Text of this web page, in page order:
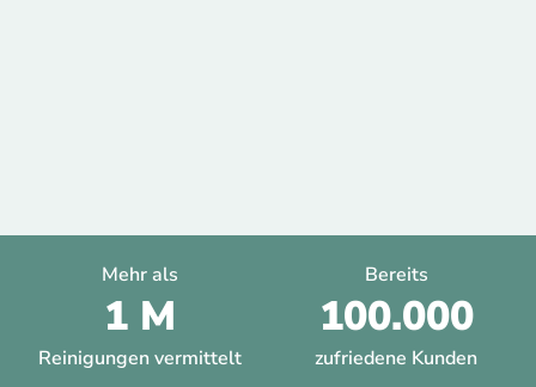
Mehr als
1 M
Reinigungen vermittelt
Bereits
100.000
zufriedene Kunden